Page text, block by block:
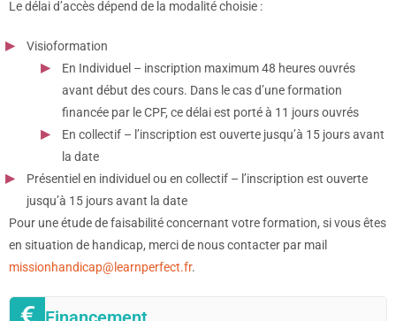
Le délai d’accès dépend de la modalité choisie :
Visioformation
En Individuel – inscription maximum 48 heures ouvrés
avant début des cours. Dans le cas d’une formation
financée par le CPF, ce délai est porté à 11 jours ouvrés
En collectif – l’inscription est ouverte jusqu’à 15 jours avant
la date
Présentiel en individuel ou en collectif – l’inscription est ouverte
jusqu’à 15 jours avant la date
Pour une étude de faisabilité concernant votre formation, si vous êtes
en situation de handicap, merci de nous contacter par mail
missionhandicap@learnperfect.fr.